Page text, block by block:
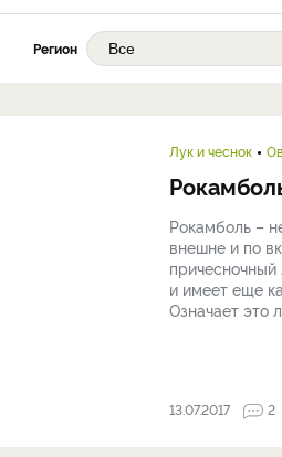
Регион
Лук и чеснок
Рокамболь –
внешне и по
причесночный
и имеет еще
Означает это
13.07.2017 2